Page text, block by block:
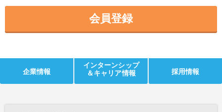
会員登録
企業情報
インターンシップ
＆キャリア情報
採用情報